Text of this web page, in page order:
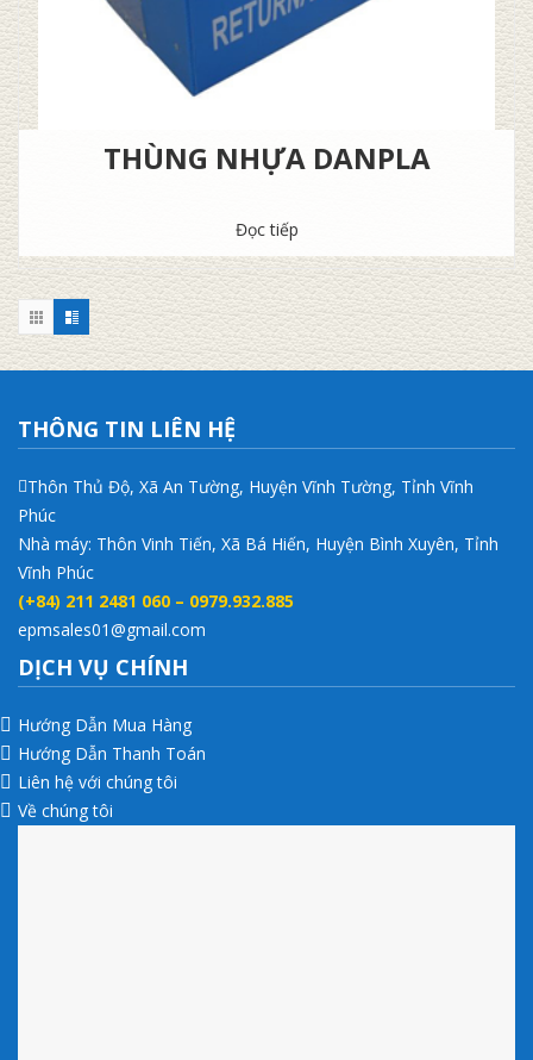
THÙNG NHỰA DANPLA
Đọc tiếp
THÔNG TIN LIÊN HỆ
Thôn Thủ Độ, Xã An Tường, Huyện Vĩnh Tường, Tỉnh Vĩnh
Phúc
Nhà máy: Thôn Vinh Tiến, Xã Bá Hiến, Huyện Bình Xuyên, Tỉnh
Vĩnh Phúc
(+84) 211 2481 060 – 0979.932.885
epmsales01@gmail.com
DỊCH VỤ CHÍNH
Hướng Dẫn Mua Hàng
Hướng Dẫn Thanh Toán
Liên hệ với chúng tôi
Về chúng tôi